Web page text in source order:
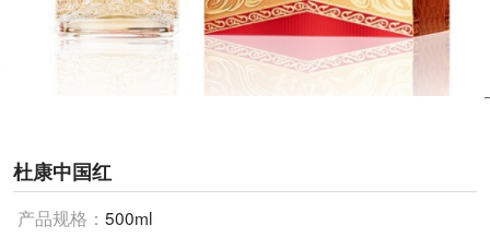
杜康中国红
产品规格： 500ml